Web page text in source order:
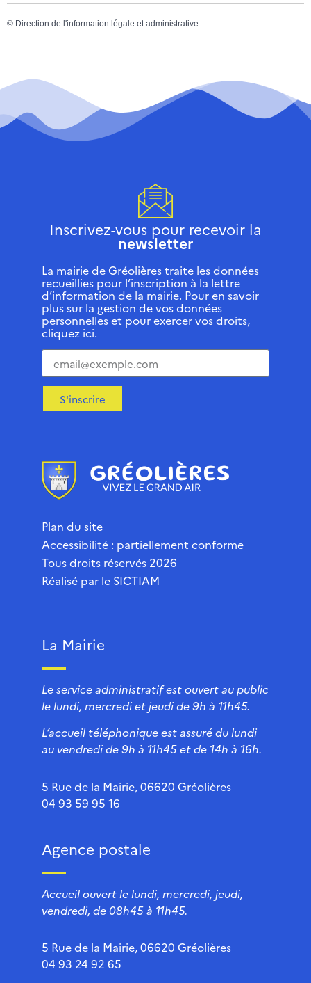
© Direction de l'information légale et administrative
Inscrivez-vous pour recevoir la
newsletter
La mairie de Gréolières traite les données
recueillies pour l’inscription à la lettre
d’information de la mairie. Pour en savoir
plus sur la gestion de vos données
personnelles et pour exercer vos droits,
cliquez ici.
S'inscrire
Plan du site
Accessibilité : partiellement conforme
Tous droits réservés 2026
Réalisé par le SICTIAM
La Mairie
Le service administratif est ouvert au public
le lundi, mercredi et jeudi de 9h à 11h45.
L’accueil téléphonique est assuré du lundi
au vendredi de 9h à 11h45 et de 14h à 16h.
5 Rue de la Mairie, 06620 Gréolières
04 93 59 95 16
Agence postale
Accueil ouvert le lundi, mercredi, jeudi,
vendredi, de 08h45 à 11h45.
5 Rue de la Mairie, 06620 Gréolières
04 93 24 92 65